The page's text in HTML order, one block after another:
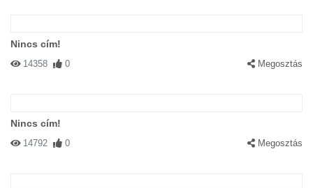
Nincs cím!
14358 0 Megosztás
Nincs cím!
14792 0 Megosztás